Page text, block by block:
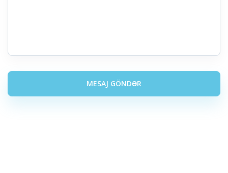
MESAJ GÖNDƏR